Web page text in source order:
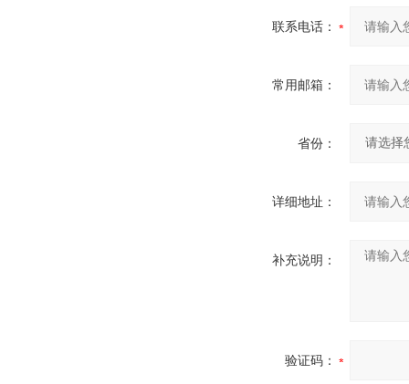
联系电话：
常用邮箱：
省份：
详细地址：
补充说明：
验证码：